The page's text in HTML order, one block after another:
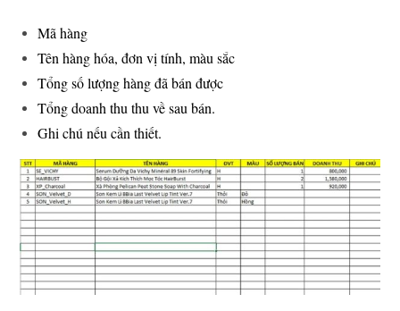
Mã hàng
Tên hàng hóa, đơn vị tính, màu sắc
Tổng số lượng hàng đã bán được
Tổng doanh thu thu về sau bán.
Ghi chú nếu cần thiết.